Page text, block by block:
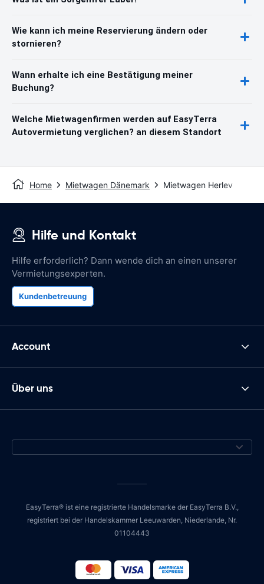
Wie kann ich meine Reservierung ändern oder
stornieren?
Wann erhalte ich eine Bestätigung meiner
Buchung?
Welche Mietwagenfirmen werden auf EasyTerra
Autovermietung verglichen? an diesem Standort
Home Mietwagen Dänemark Mietwagen Herlev
Hilfe und Kontakt
Hilfe erforderlich? Dann wende dich an einen unserer
Vermietungsexperten.
Kundenbetreuung
Account
Über uns
EasyTerra® ist eine registrierte Handelsmarke der EasyTerra B.V.,
registriert bei der Handelskammer Leeuwarden, Niederlande, Nr.
01104443